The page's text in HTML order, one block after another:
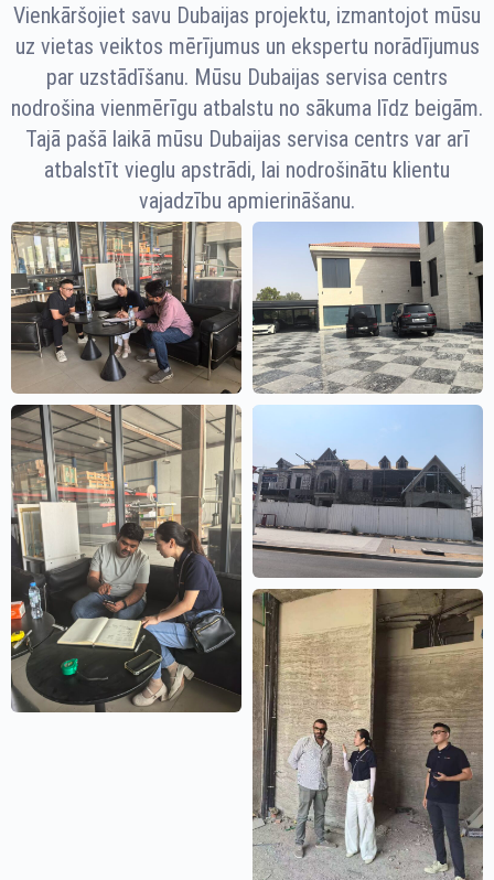
Vienkāršojiet savu Dubaijas projektu, izmantojot mūsu
uz vietas veiktos mērījumus un ekspertu norādījumus
par uzstādīšanu. Mūsu Dubaijas servisa centrs
nodrošina vienmērīgu atbalstu no sākuma līdz beigām.
Tajā pašā laikā mūsu Dubaijas servisa centrs var arī
atbalstīt vieglu apstrādi, lai nodrošinātu klientu
vajadzību apmierināšanu.